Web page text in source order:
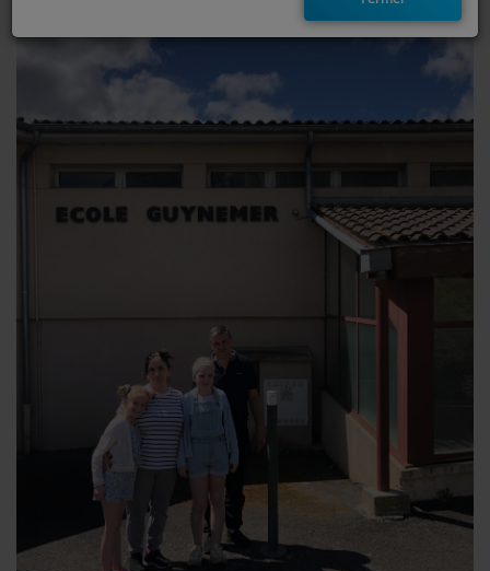
EMISSIONS
TITRES DIFFUSÉS
EVÈNEMENTS
CONTACTEZ-NOUS
RÉGIE PUBLICTIAIRE
Se connecter